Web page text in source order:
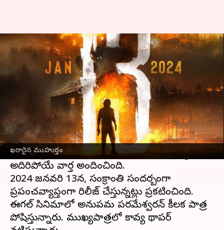
ఖరారైన ముహుర్తం
సంక్రాంతి బరిలో రవితేజ ఈగల్‌..
ఖరారైన ముహుర్తం
TEJAVYAS BESTHA Sep 27, 2023 06:59 pm
ఈ వార్తాకథనం ఏంటి
టాలీవుడ్మాస్ హీరోరవితేజనటిస్తున్న తాజా చిత్రాల్లో
ఈగల్‌ ఒకటి. డైరెక్టర్‌ కార్తీక్‌ ఘట్టమనేని దర్శకత్వంలో
రూపుదిద్దుకుంటున్న ఈ సినిమా నుంచి చిత్ర బృందం
అదిరిపోయే వార్త అందించింది.
2024 జనవరి 13న, సంక్రాంతి సందర్బంగా
ప్రపంచవ్యాప్తంగా రిలీజ్ చేస్తున్నట్లు ప్రకటించింది.
ఈగల్‌ సినిమాలో అనుపమ పరమేశ్వరన్ కీలక పాత్ర
పోషిస్తున్నారు. ముఖ్యపాత్రలో కావ్య థాపర్